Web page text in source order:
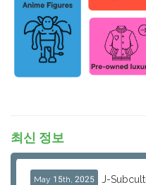
최신 정보
May 15th, 2025